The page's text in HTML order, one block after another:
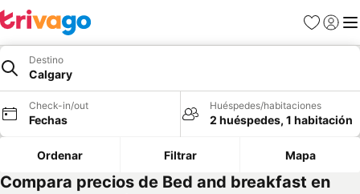
Favoritos
Iniciar
Destino
Calgary
Check-in/out
Fechas
Huéspedes/habitaciones
2 huéspedes, 1 habitación
Ordenar Filtrar Mapa
Compara precios de Bed and breakfast en